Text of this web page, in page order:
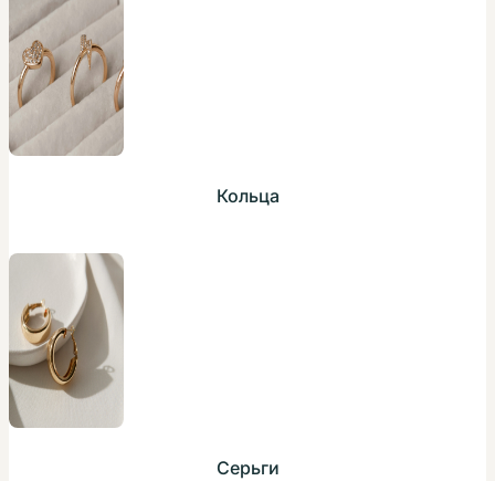
Кольца
Серьги